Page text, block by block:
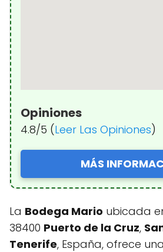
Opiniones
4.8/5 (Leer Las Opiniones)
MÁS
La Bodega Mario ubicada
38400 Puerto de la Cruz,
Tenerife, España, ofrece